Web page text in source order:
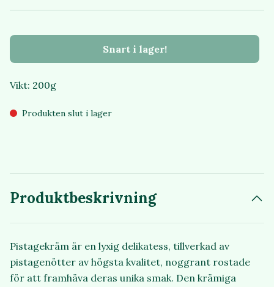
Snart i lager!
Vikt: 200g
Produkten slut i lager
Produktbeskrivning
Pistagekräm är en lyxig delikatess, tillverkad av
pistagenötter av högsta kvalitet, noggrant rostade
för att framhäva deras unika smak. Den krämiga